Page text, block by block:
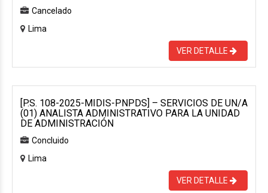
Cancelado
Lima
VER DETALLE
[P.S. 108-2025-MIDIS-PNPDS] – SERVICIOS DE UN/A
(01) ANALISTA ADMINISTRATIVO PARA LA UNIDAD
DE ADMINISTRACIÓN
Concluido
Lima
VER DETALLE